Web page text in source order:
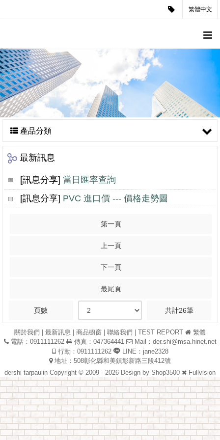
繁體中文
產品分類
最新訊息
[訊息分享] 當日匯率查詢
[訊息分享] PVC 進口價 --- 價格走勢圖
第一頁
上一頁
下一頁
最尾頁
頁數 共計26筆
關於我們 最新訊息 商品櫥窗 聯絡我們 TEST REPORT
繁體
電話：0911111262
傳真：047364441 Mail： der.shi@msa.hinet.net
行動：0911111262
LINE：jane2328
地址：508彰化縣和美鎮彰新路三段412號
dershi tarpaulin Copyright © 2009 - 2026 Design by Shop3500 Fullvision